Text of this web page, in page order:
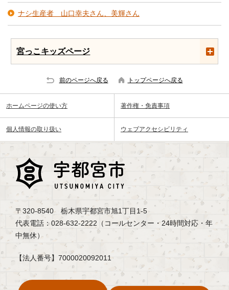
ナシ生産者 山口幸夫さん、美輝さん
宮っこキッズページ
前のページへ戻る トップページへ戻る
ホームページの使い方 著作権・免責事項
個人情報の取り扱い ウェブアクセシビリティ
〒320-8540 栃木県宇都宮市旭1丁目1-5
代表電話：028-632-2222（コールセンター・24時間対応・年
中無休）
【法人番号】7000020092011